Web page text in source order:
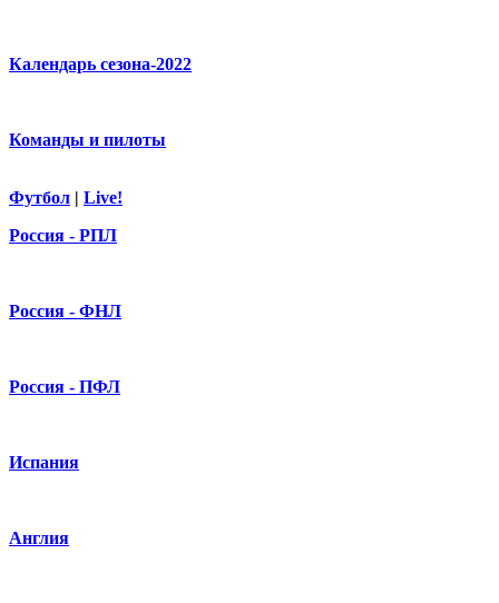
Календарь сезона-2022
Команды и пилоты
Футбол | Live!
Россия - РПЛ
Россия - ФНЛ
Россия - ПФЛ
Испания
Англия